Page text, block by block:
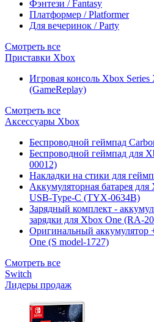
Фэнтези / Fantasy
Платформер / Platformer
Для вечеринок / Party
Смотреть все
Приставки Xbox
Игровая консоль Xbox
(GameReplay)
Смотреть все
Аксессуары Xbox
Беспроводной геймпад
Беспроводной геймпад для
00012)
Накладки на стики для
Аккумуляторная батарея
USB-Type-C (TYX-0634B)
Зарядный комплект -
зарядки для Xbox One (RA-
Оригинальный аккумулятор
One (S model-1727)
Смотреть все
Switch
Лидеры продаж